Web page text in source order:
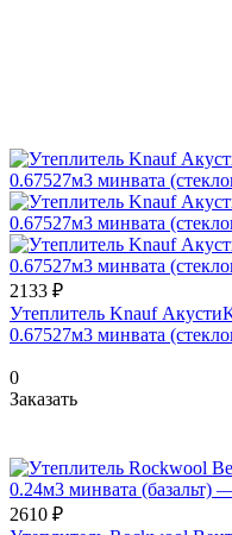
2133 ₽
Утеплитель Knauf
0.67527м3 минвата
0
Заказать
2610 ₽